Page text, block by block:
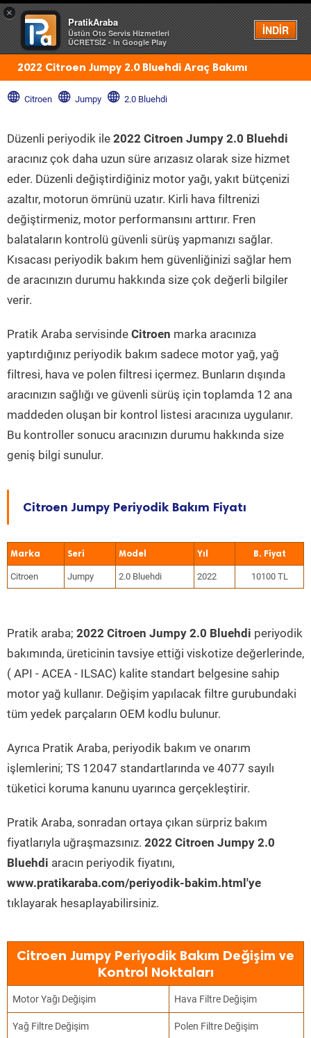
×
PratikAraba
Üstün Oto Servis Hizmetleri
ÜCRETSİZ - In Google Play
İNDİR
Menü
2022 Citroen Jumpy 2.0 Bluehdi Araç Bakımı
Citroen Jumpy 2.0 Bluehdi
Düzenli periyodik ile 2022 Citroen Jumpy 2.0 Bluehdi
aracınız çok daha uzun süre arızasız olarak size hizmet
eder. Düzenli değiştirdiğiniz motor yağı, yakıt bütçenizi
azaltır, motorun ömrünü uzatır. Kirli hava filtrenizi
değiştirmeniz, motor performansını arttırır. Fren
balataların kontrolü güvenli sürüş yapmanızı sağlar.
Kısacası periyodik bakım hem güvenliğinizi sağlar hem
de aracınızın durumu hakkında size çok değerli bilgiler
verir.
Pratik Araba servisinde Citroen marka aracınıza
yaptırdığınız periyodik bakım sadece motor yağ, yağ
filtresi, hava ve polen filtresi içermez. Bunların dışında
aracınızın sağlığı ve güvenli sürüş için toplamda 12 ana
maddeden oluşan bir kontrol listesi aracınıza uygulanır.
Bu kontroller sonucu aracınızın durumu hakkında size
geniş bilgi sunulur.
Citroen Jumpy Periyodik Bakım Fiyatı
Marka Seri Model Yıl
Citroen Jumpy 2.0 Bluehdi 2022 10100 TL
Pratik araba; 2022 Citroen Jumpy 2.0 Bluehdi periyodik
bakımında, üreticinin tavsiye ettiği viskotize değerlerinde,
( API - ACEA - ILSAC) kalite standart belgesine sahip
motor yağ kullanır. Değişim yapılacak filtre gurubundaki
tüm yedek parçaların OEM kodlu bulunur.
Ayrıca Pratik Araba, periyodik bakım ve onarım
işlemlerini; TS 12047 standartlarında ve 4077 sayılı
tüketici koruma kanunu uyarınca gerçekleştirir.
Pratik Araba, sonradan ortaya çıkan sürpriz bakım
fiyatlarıyla uğraşmazsınız. 2022 Citroen Jumpy 2.0
Bluehdi aracın periyodik fiyatını,
www.pratikaraba.com/periyodik-bakim.html'ye
tıklayarak hesaplayabilirsiniz.
Citroen Jumpy Periyodik Bakım Değişim ve
Kontrol Noktaları
Motor Yağı Değişim Hava Filtre Değişim
Yağ Filtre Değişim Polen Filtre Değişim